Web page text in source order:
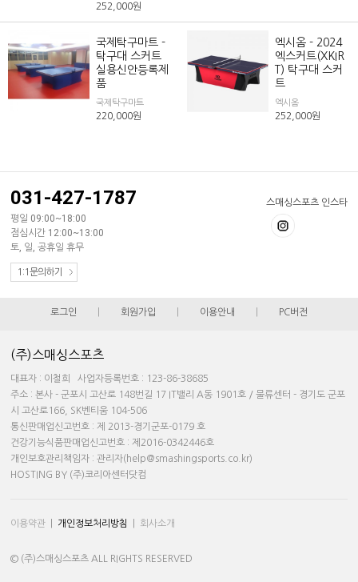
252,000원
국제탁구마트 -
탁구대 스커트
실용신안등록제
품
국제탁구마트
220,000원
엑시옴 - 2024
엑스커트(XKIR
T) 탁구대 스커
트
엑시옴
252,000원
스매싱스포츠 인스타
031-427-1787
평일 09:00~18:00
점심시간 12:00~13:00
토, 일, 공휴일 휴무
1:1문의하기
로그인 회원가입 이용안내 PC버전
(주)스매싱스포츠
대표자 : 이철희 사업자등록번호 : 123-86-38685
주소 : 본사 - 군포시 고산로 148번길 17 IT밸리 A동 1901호 / 물류센터 - 경기도 군포
시 고산로166, SK벤티움 104-506
통신판매업신고번호 : 제 2013-경기군포-0179 호
건강기능식품판매업신고번호 : 제2016-0342446호
개인보호관리책임자 : 관리자(help@smashingsports.co.kr)
HOSTING BY (주)코리아센터닷컴
이용약관 개인정보처리방침 회사소개
© (주)스매싱스포츠 ALL RIGHTS RESERVED